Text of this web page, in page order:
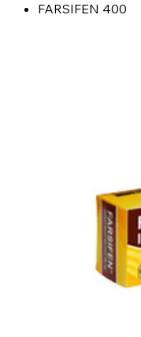
FARSIFEN 400